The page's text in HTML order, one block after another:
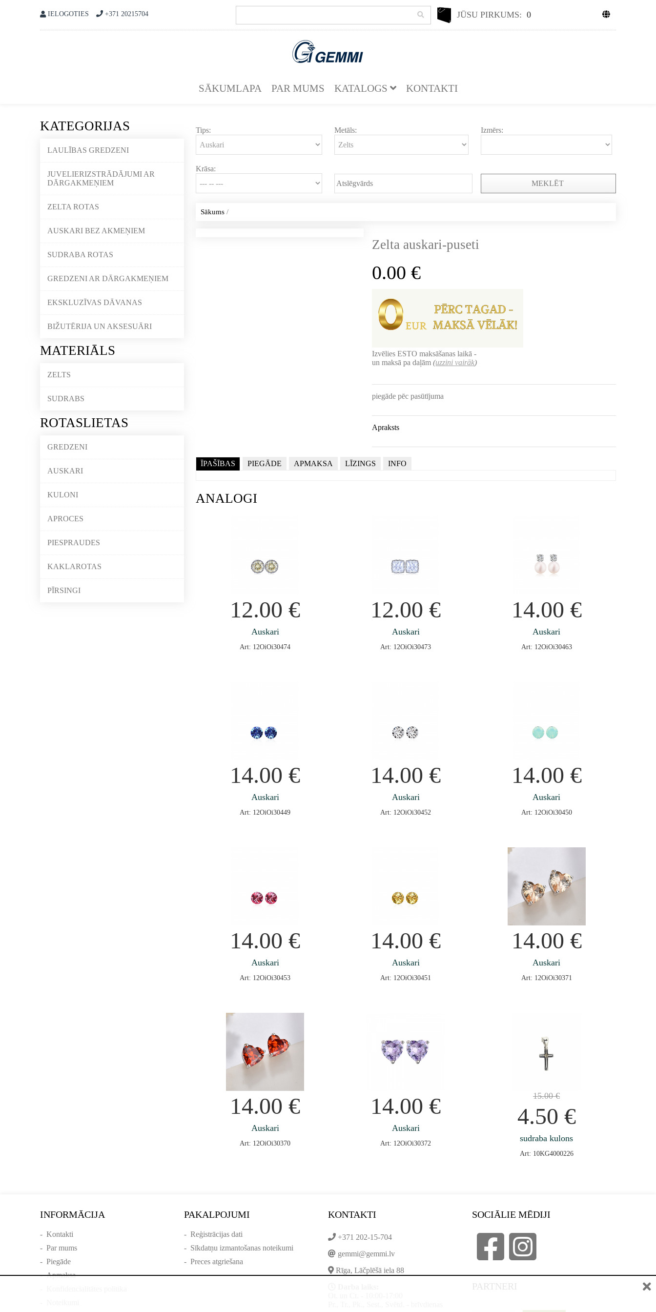
IELOGOTIES +371 20215704 JŪSU PIRKUMS: 0
SĀKUMLAPA PAR MUMS KATALOGS KONTAKTI
KATEGORIJAS
LAULĪBAS GREDZENI
JUVELIERIZSTRĀDĀJUMI AR
DĀRGAKMEŅIEM
ZELTA ROTAS
AUSKARI BEZ AKMEŅIEM
SUDRABA ROTAS
GREDZENI AR DĀRGAKMEŅIEM
EKSKLUZĪVAS DĀVANAS
BIŽUTĒRIJA UN AKSESUĀRI
MATERIĀLS
ZELTS
SUDRABS
ROTASLIETAS
GREDZENI
AUSKARI
KULONI
APROCES
PIESPRAUDES
KAKLAROTAS
PĪRSINGI
Tips: Metāls: Izmērs:
Krāsa:
MEKLĒT
Sākums/
Zelta auskari-puseti
0.00€
Izvēlies ESTO maksāšanas laikā -
un maksā pa daļām(uzzini vairāk)
piegāde pēc pasūtījuma
Apraksts
ĪPAŠĪBAS PIEGĀDE APMAKSA LĪZINGS INFO
ANALOGI
12.00€
Auskari
Art: 12OiOi30474
12.00€
Auskari
Art: 12OiOi30473
14.00 €
Auskari
Art: 12OiOi30463
14.00€
Auskari
Art: 12OiOi30449
14.00€
Auskari
Art: 12OiOi30452
14.00 €
Auskari
Art: 12OiOi30450
14.00€
Auskari
Art: 12OiOi30453
14.00€
Auskari
Art: 12OiOi30451
14.00 €
Auskari
Art: 12OiOi30371
14.00€
Auskari
Art: 12OiOi30370
14.00€
Auskari
Art: 12OiOi30372
15.00€
4.50 €
sudraba kulons
Art: 10KG4000226
INFORMĀCIJA
- Kontakti
- Par mums
- Piegāde
-Apmaksa
PAKALPOJUMI
- Reģistrācijas dati
- Sīkdatņu izmantošanas noteikumi
- Preces atgriešana
KONTAKTI
+371 202-15-704
gemmi@gemmi.lv
Rīga, Lāčplēšā iela 88
SOCIĀLIE MĒDIJI
PARTNERI